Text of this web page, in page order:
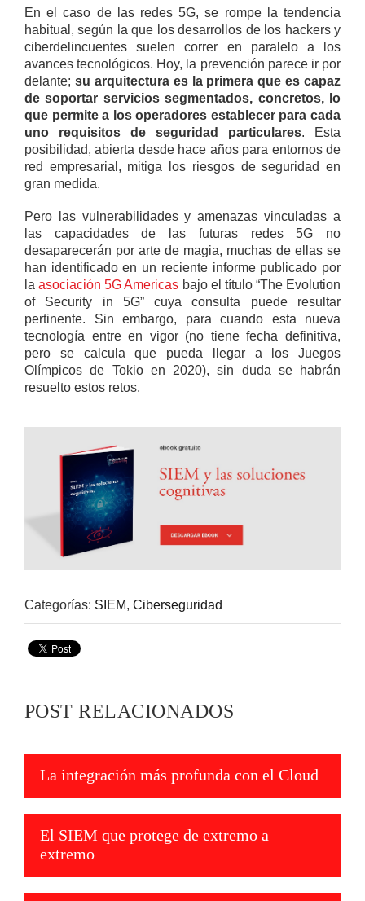
En el caso de las redes 5G, se rompe la tendencia
habitual, según la que los desarrollos de los hackers y
ciberdelincuentes suelen correr en paralelo a los
avances tecnológicos. Hoy, la prevención parece ir por
delante; su arquitectura es la primera que es capaz
de soportar servicios segmentados, concretos, lo
que permite a los operadores establecer para cada
uno requisitos de seguridad particulares. Esta
posibilidad, abierta desde hace años para entornos de
red empresarial, mitiga los riesgos de seguridad en
gran medida.
Pero las vulnerabilidades y amenazas vinculadas a
las capacidades de las futuras redes 5G no
desaparecerán por arte de magia, muchas de ellas se
han identificado en un reciente informe publicado por
laasociación 5G Americas bajo el título “The Evolution
of Security in 5G” cuya consulta puede resultar
pertinente. Sin embargo, para cuando esta nueva
tecnología entre en vigor (no tiene fecha definitiva,
pero se calcula que pueda llegar a los Juegos
Olímpicos de Tokio en 2020), sin duda se habrán
resuelto estos retos.
Categorías: SIEM, Ciberseguridad
POST RELACIONADOS
La integración más profunda con el Cloud
El SIEM que protege de extremo a
extremo